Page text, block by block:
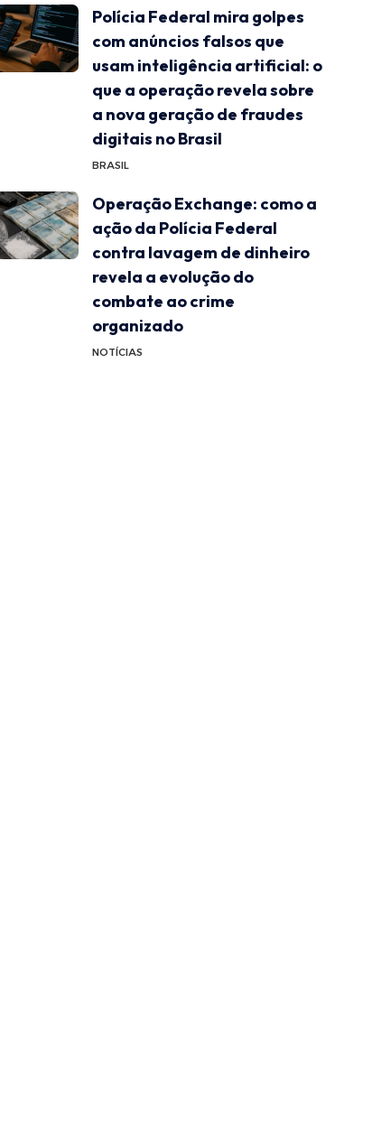
Polícia Federal mira golpes
com anúncios falsos que
usam inteligência artificial: o
que a operação revela sobre
a nova geração de fraudes
digitais no Brasil
BRASIL
Operação Exchange: como a
ação da Polícia Federal
contra lavagem de dinheiro
revela a evolução do
combate ao crime
organizado
NOTÍCIAS